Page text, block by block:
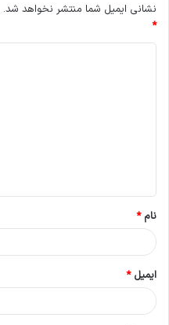
نشانی ایمیل شما منتشر نخواهد شد.
*
*
نام*
ایمیل*